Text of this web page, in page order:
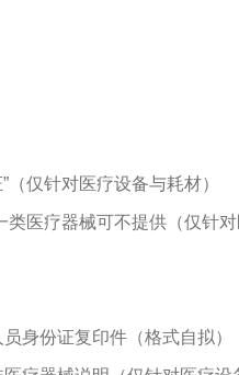
仅针对医疗设备与耗材）
类医疗器械可不提供（仅针
身份证复印件（格式自拟）